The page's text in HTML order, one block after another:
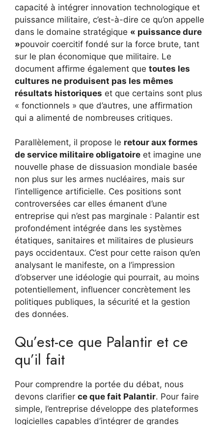
capacité à intégrer innovation technologique et
puissance militaire, c’est-à-dire ce qu’on appelle
dans le domaine stratégique « puissance dure
»pouvoir coercitif fondé sur la force brute, tant
sur le plan économique que militaire. Le
document affirme également que toutes les
cultures ne produisent pas les mêmes
résultats historiques et que certains sont plus
« fonctionnels » que d’autres, une affirmation
qui a alimenté de nombreuses critiques.
Parallèlement, il propose le retour aux formes
de service militaire obligatoire et imagine une
nouvelle phase de dissuasion mondiale basée
non plus sur les armes nucléaires, mais sur
l’intelligence artificielle. Ces positions sont
controversées car elles émanent d’une
entreprise qui n’est pas marginale : Palantir est
profondément intégrée dans les systèmes
étatiques, sanitaires et militaires de plusieurs
pays occidentaux. C’est pour cette raison qu’en
analysant le manifeste, on a l’impression
d’observer une idéologie qui pourrait, au moins
potentiellement, influencer concrètement les
politiques publiques, la sécurité et la gestion
des données.
Qu’est-ce que Palantir et ce
qu’il fait
Pour comprendre la portée du débat, nous
devons clarifier ce que fait Palantir. Pour faire
simple, l’entreprise développe des plateformes
logicielles capables d’intégrer de grandes